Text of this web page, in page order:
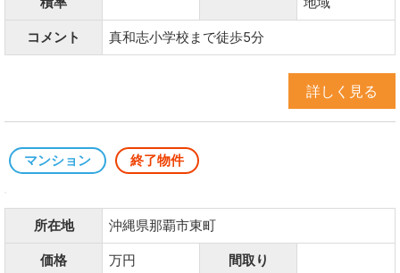
コメント 真和志小学校まで徒歩5分
詳しく見る
マンション 終了物件
所在地 沖縄県那覇市東町
価格 万円 間取り